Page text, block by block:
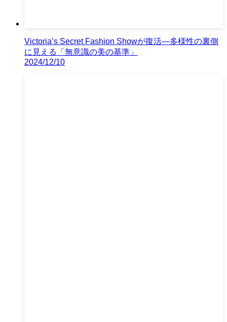
Victoria’s Secret Fashion Showが復活—多様性の裏側
に見える「無意識の美の基準」
2024/12/10